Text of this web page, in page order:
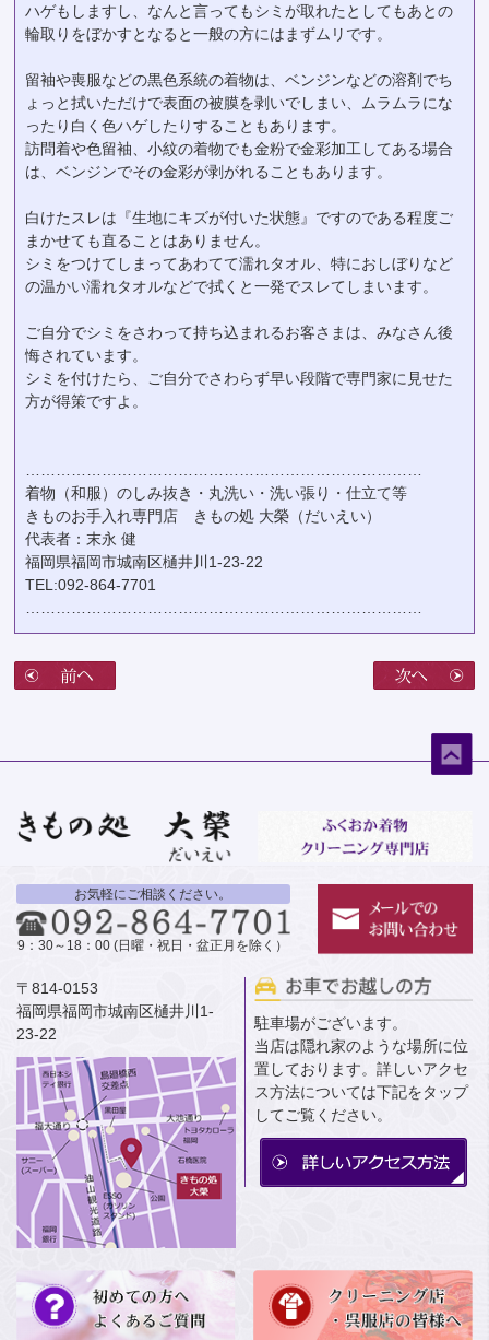
ハゲもしますし、なんと言ってもシミが取れたとしてもあとの
輪取りをぼかすとなると一般の方にはまずムリです。
留袖や喪服などの黒色系統の着物は、ベンジンなどの溶剤でち
ょっと拭いただけで表面の被膜を剥いでしまい、ムラムラにな
ったり白く色ハゲしたりすることもあります。
訪問着や色留袖、小紋の着物でも金粉で金彩加工してある場合
は、ベンジンでその金彩が剥がれることもあります。
白けたスレは『生地にキズが付いた状態』ですのである程度ご
まかせても直ることはありません。
シミをつけてしまってあわてて濡れタオル、特におしぼりなど
の温かい濡れタオルなどで拭くと一発でスレてしまいます。
ご自分でシミをさわって持ち込まれるお客さまは、みなさん後
悔されています。
シミを付けたら、ご自分でさわらず早い段階で専門家に見せた
方が得策ですよ。
着物（和服）のしみ抜き・丸洗い・洗い張り・仕立て等
きものお手入れ専門店 きもの処 大榮（だいえい）
代表者：末永 健
福岡県福岡市城南区樋井川1-23-22
TEL:092-864-7701
お気軽にご相談ください。
9：30～18：00 (日曜・祝日・盆正月を除く）
〒814-0153
福岡県福岡市城南区樋井川1-
23-22
駐車場がございます。
当店は隠れ家のような場所に位
置しております。詳しいアクセ
ス方法については下記をタップ
してご覧ください。